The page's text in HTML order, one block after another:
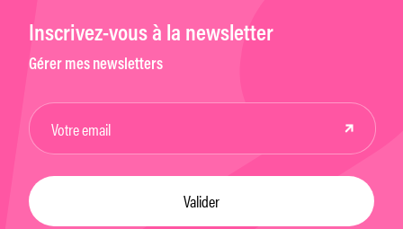
Inscrivez-vous à la newsletter
Gérer mes newsletters